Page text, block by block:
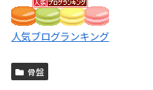
人気ブログランキング
骨盤